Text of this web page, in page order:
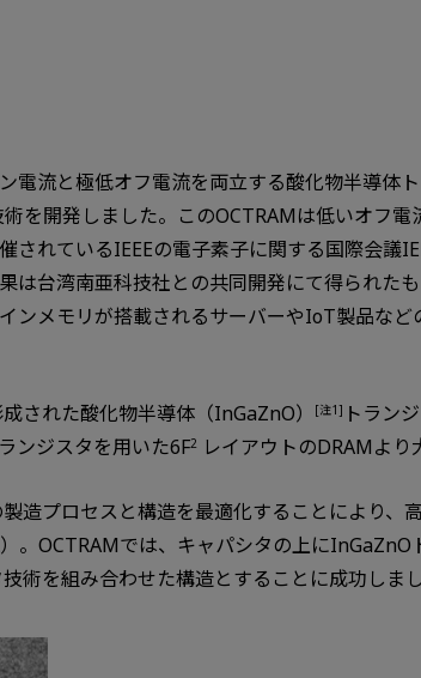
電流と極低オフ電流を両立する酸化物半導
を開発しました。このOCTRAMは低いオフ
されているIEEEの電子素子に関する国際会
は台湾南亜科技社との共同開発にて得られた
ンメモリが搭載されるサーバーやIoT製品な
された酸化物半導体（InGaZnO） [注1] トラン
ンジスタを用いた6F2 レイアウトのDRAMより
造プロセスと構造を最適化することにより、
。OCTRAMでは、キャパシタの上に
術を組み合わせた構造とすることに成功しま